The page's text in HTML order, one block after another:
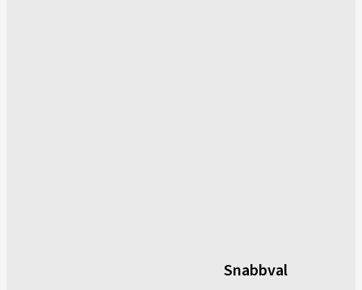
Snabbval